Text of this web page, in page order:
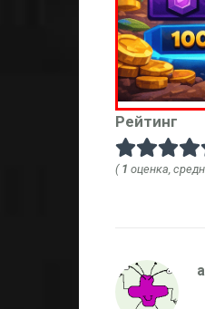
Рейтинг
( 1 оценка,